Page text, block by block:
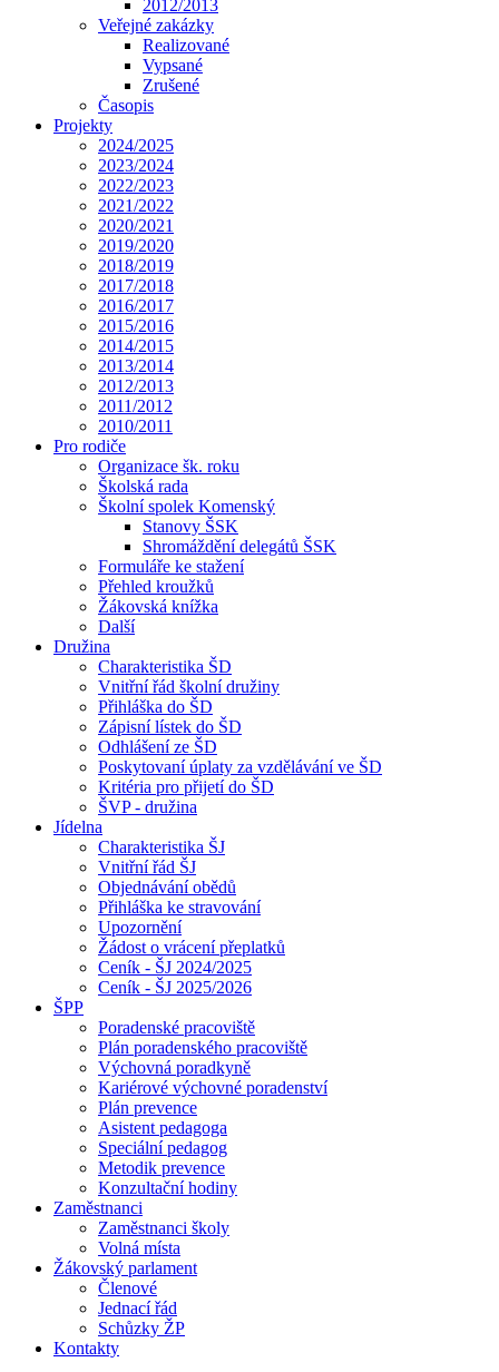
2012/2013
Veřejné zakázky
Realizované
Vypsané
Zrušené
Časopis
Projekty
2024/2025
2023/2024
2022/2023
2021/2022
2020/2021
2019/2020
2018/2019
2017/2018
2016/2017
2015/2016
2014/2015
2013/2014
2012/2013
2011/2012
2010/2011
Pro rodiče
Organizace šk. roku
Školská rada
Školní spolek Komenský
Stanovy ŠSK
Shromáždění delegátů ŠSK
Formuláře ke stažení
Přehled kroužků
Žákovská knížka
Další
Družina
Charakteristika ŠD
Vnitřní řád školní družiny
Přihláška do ŠD
Zápisní lístek do ŠD
Odhlášení ze ŠD
Poskytovaní úplaty za vzdělávání ve ŠD
Kritéria pro přijetí do ŠD
ŠVP - družina
Jídelna
Charakteristika ŠJ
Vnitřní řád ŠJ
Objednávání obědů
Přihláška ke stravování
Upozornění
Žádost o vrácení přeplatků
Ceník - ŠJ 2024/2025
Ceník - ŠJ 2025/2026
ŠPP
Poradenské pracoviště
Plán poradenského pracoviště
Výchovná poradkyně
Kariérové výchovné poradenství
Plán prevence
Asistent pedagoga
Speciální pedagog
Metodik prevence
Konzultační hodiny
Zaměstnanci
Zaměstnanci školy
Volná místa
Žákovský parlament
Členové
Jednací řád
Schůzky ŽP
Kontakty